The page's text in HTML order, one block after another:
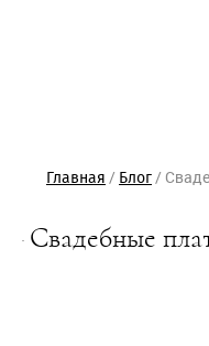
Главная / Блог /
СвадебныеВаше имя*